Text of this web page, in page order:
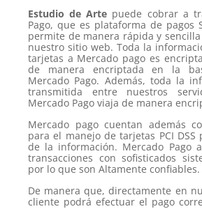
Estudio de Arte puede cobrar a
Pago, que es plataforma de pagos
permite de manera rápida y
nuestro sitio web. Toda la
tarjetas a Mercado pago es
de manera encriptada en la
Mercado Pago. Además, toda la
transmitida entre nuestros
Mercado Pago viaja de manera
Mercado pago cuentan además
para el manejo de tarjetas PCI
de la información. Mercado Pago
transacciones con sofisticados
por lo que son Altamente confiables.
De manera que, directamente en
cliente podrá efectuar el pago